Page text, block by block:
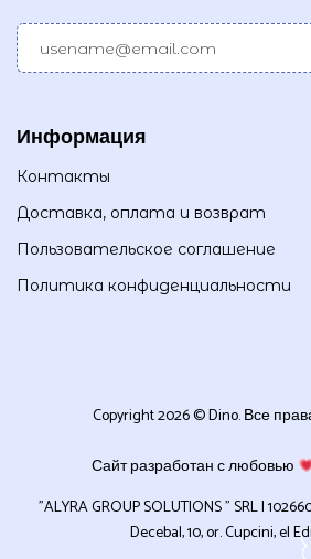
Информация
Контакты
Доставка, оплата и возврат
Пользовательское соглашение
Политика конфиденциальности
Copyright 2026 © Dino. Все
Сайт разработан с любовью
”ALYRA GROUP SOLUTIONS ” SRL |
Decebal, 10, or. Cupcini, el